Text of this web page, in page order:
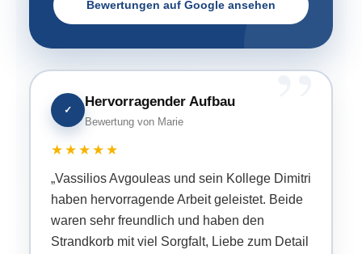
Bewertungen auf Google ansehen
✓
Hervorragender Aufbau
Bewertung von Marie
★★★★★
„Vassilios Avgouleas und sein Kollege Dimitri
haben hervorragende Arbeit geleistet. Beide
waren sehr freundlich und haben den
Strandkorb mit viel Sorgfalt, Liebe zum Detail